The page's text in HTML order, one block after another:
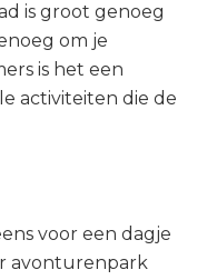
is groot genoeg
om je
is het een
activiteiten die de
voor een dagje
avonturenpark